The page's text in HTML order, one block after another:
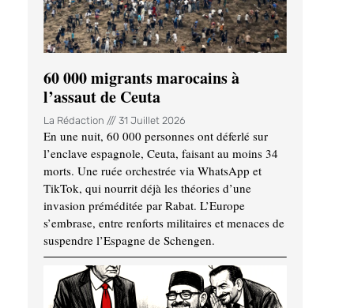
60 000 migrants marocains à
l’assaut de Ceuta
La Rédaction 31 Juillet 2026
En une nuit, 60 000 personnes ont déferlé sur
l’enclave espagnole, Ceuta, faisant au moins 34
morts. Une ruée orchestrée via WhatsApp et
TikTok, qui nourrit déjà les théories d’une
invasion préméditée par Rabat. L’Europe
s’embrase, entre renforts militaires et menaces de
suspendre l’Espagne de Schengen.